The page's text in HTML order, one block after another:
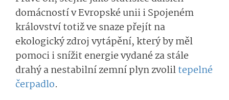
domácností v Evropské unii i Spojeném
království totiž ve snaze přejít na
ekologický zdroj vytápění, který by měl
pomoci i snížit energie vydané za stále
drahý a nestabilní zemní plyn zvoliltepelné
čerpadlo.